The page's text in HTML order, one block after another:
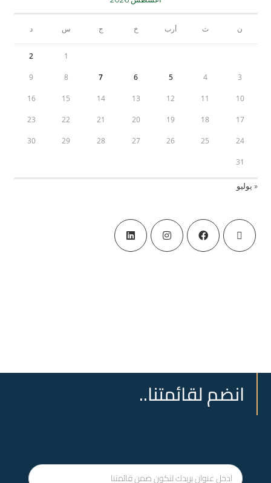
ن ث أرب خ ج س د
1
2
3
4
5
6
7
8
9
10
11
12
13
14
15
16
17
18
19
20
21
22
23
24
25
26
27
28
29
30
31
« يوليو
انضم لقائمتنا..